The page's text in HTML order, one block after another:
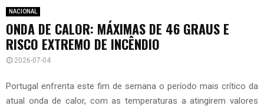
NACIONAL
ONDA DE CALOR: MÁXIMAS DE 46 GRAUS E
RISCO EXTREMO DE INCÊNDIO
2026-07-04
Portugal enfrenta este fim de semana o período mais crítico da
atual onda de calor, com as temperaturas a atingirem valores